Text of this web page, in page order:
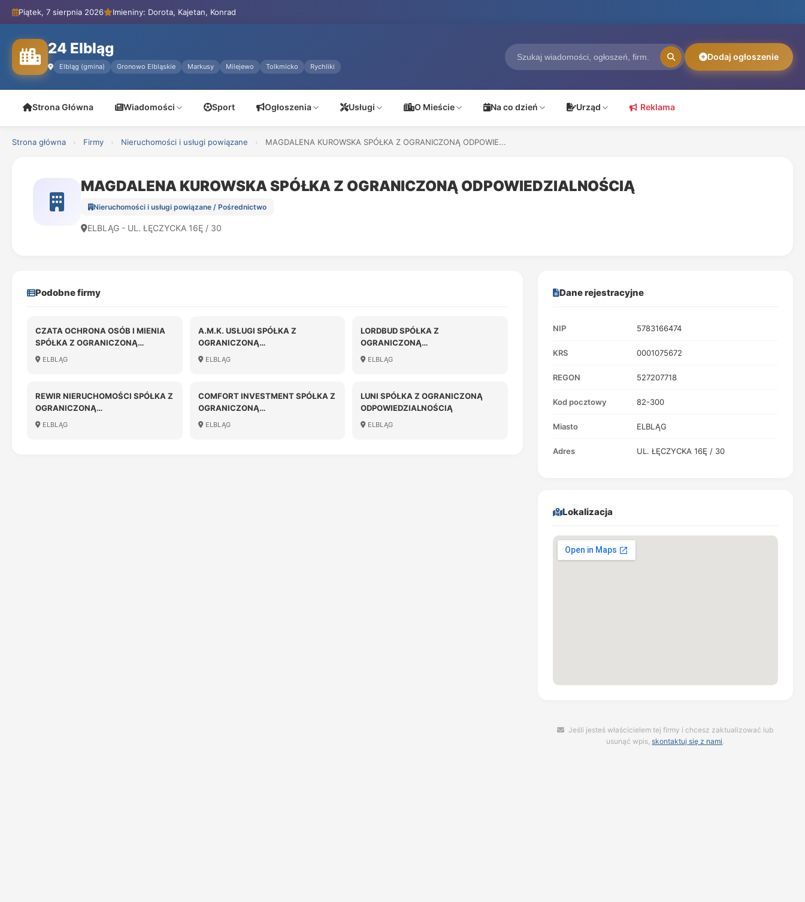
Piątek, 7 sierpnia 2026 Imieniny: Dorota, Kajetan, Konrad
24 Elbląg
Elbląg (gmina) Gronowo Elbląskie Markusy Milejewo Tolkmicko Rychliki
Dodaj ogłoszenie
Strona Główna Wiadomości Sport Ogłoszenia Usługi O Mieście Na co dzień Urząd Reklama
Strona główna › Firmy › Nieruchomości i usługi powiązane › MAGDALENA KUROWSKA SPÓŁKA Z OGRANICZONĄ ODPOWIE...
MAGDALENA KUROWSKA SPÓŁKA Z OGRANICZONĄ ODPOWIEDZIALNOŚCIĄ
Nieruchomości i usługi powiązane / Pośrednictwo
ELBLĄG - UL. ŁĘCZYCKA 16Ę / 30
Podobne firmy
CZATA OCHRONA OSÓB I MIENIA
SPÓŁKA Z OGRANICZONĄ
ODPOWIEDZIALNOŚCIĄ
ELBLĄG
A.M.K. USŁUGI SPÓŁKA Z
OGRANICZONĄ
ODPOWIEDZIALNOŚCIĄ
ELBLĄG
LORDBUD SPÓŁKA Z
OGRANICZONĄ
ODPOWIEDZIALNOŚCIĄ
ELBLĄG
REWIR NIERUCHOMOŚCI SPÓŁKA Z
OGRANICZONĄ
ODPOWIEDZIALNOŚCIĄ
ELBLĄG
COMFORT INVESTMENT SPÓŁKA Z
OGRANICZONĄ
ODPOWIEDZIALNOŚCIĄ
ELBLĄG
LUNI SPÓŁKA Z OGRANICZONĄ
ODPOWIEDZIALNOŚCIĄ
ELBLĄG
Dane rejestracyjne
NIP 5783166474
KRS 0001075672
REGON 527207718
Kod pocztowy 82-300
Miasto ELBLĄG
Adres UL. ŁĘCZYCKA 16Ę / 30
Lokalizacja
Jeśli jesteś właścicielem tej firmy i chcesz zaktualizować lub
usunąć wpis,skontaktuj się z nami.